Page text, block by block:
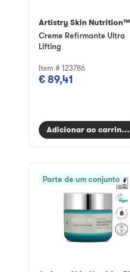
Artistry Skin Nutrition™
Creme Refirmante Ultra
Lifting
Item # 123786
€ 89,41
Adicionar ao carrinho
Parte de um conjunto